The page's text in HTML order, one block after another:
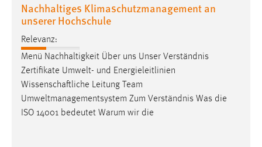
Nachhaltiges Klimaschutzmanagement an
unserer Hochschule
Relevanz:
Menü Nachhaltigkeit Über uns Unser Verständnis
Zertifikate Umwelt- und Energieleitlinien
Wissenschaftliche Leitung Team
Umweltmanagementsystem Zum Verständnis Was die
ISO 14001 bedeutet Warum wir die
Sie tun dies, indem sie Besucher über Websites
hinweg verfolgen.
Google Ads
Name:
_gcl_au
Anbieter: